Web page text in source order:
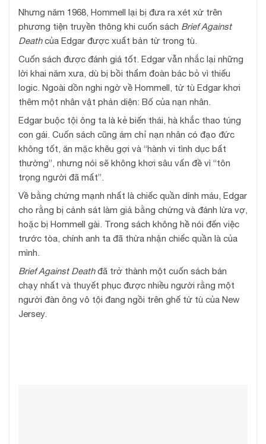
Nhưng năm 1968, Hommell lại bị đưa ra xét xử trên
phương tiện truyền thông khi cuốn sách Brief Against
Deathcủa Edgar được xuất bản từ trong tù.
Cuốn sách được đánh giá tốt. Edgar vẫn nhắc lại những
lời khai năm xưa, dù bị bồi thẩm đoàn bác bỏ vì thiếu
logic. Ngoài dồn nghi ngờ về Hommell, tử tù Edgar khơi
thêm một nhân vật phản diện: Bố của nạn nhân.
Edgar buộc tội ông ta là kẻ biến thái, hà khắc thao túng
con gái. Cuốn sách cũng ám chỉ nạn nhân có đạo đức
không tốt, ăn mặc khêu gợi và “hành vi tình dục bất
thường”, nhưng nói sẽ không khơi sâu vấn đề vì “tôn
trọng người đã mất”.
Về bằng chứng mạnh nhất là chiếc quần dính máu, Edgar
cho rằng bị cảnh sát làm giả bằng chứng và đánh lừa vợ,
hoặc bị Hommell gài. Trong sách không hề nói đến việc
trước tòa, chính anh ta đã thừa nhận chiếc quần là của
mình.
Brief Against Deathđã trở thành một cuốn sách bán
chạy nhất và thuyết phục được nhiều người rằng một
người đàn ông vô tội đang ngồi trên ghế tử tù của New
Jersey.